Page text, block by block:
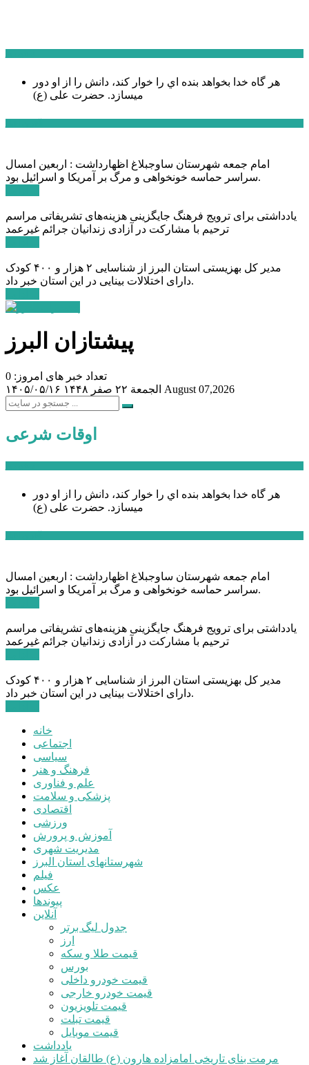
هر گاه خدا بخواهد بنده اي را خوار كند، دانش را از او دور
میسازد. حضرت علی (ع)
امام جمعه شهرستان ساوجبلاغ اظهارداشت : اربعین امسال
سراسر حماسه خونخواهی و مرگ بر آمریکا و اسرائیل بود.
یادداشتی برای ترویج فرهنگ جایگزینی هزینه‌های تشریفاتی مراسم
ترحیم با مشارکت در آزادی زندانیان جرائم غیرعمد
مدیر کل بهزیستی استان البرز از شناسایی ۲ هزار و ۴۰۰ کودک
دارای اختلالات بینایی در این استان خبر داد.
پیشتازان البرز
تعداد خبر های امروز: 0
۱۴۰۵/۰۵/۱۶
الجمعة ۲۲ صفر ۱۴۴۸ August 07,2026
اوقات شرعی
هر گاه خدا بخواهد بنده اي را خوار كند، دانش را از او دور
میسازد. حضرت علی (ع)
امام جمعه شهرستان ساوجبلاغ اظهارداشت : اربعین امسال
سراسر حماسه خونخواهی و مرگ بر آمریکا و اسرائیل بود.
یادداشتی برای ترویج فرهنگ جایگزینی هزینه‌های تشریفاتی مراسم
ترحیم با مشارکت در آزادی زندانیان جرائم غیرعمد
مدیر کل بهزیستی استان البرز از شناسایی ۲ هزار و ۴۰۰ کودک
دارای اختلالات بینایی در این استان خبر داد.
خانه
اجتماعی
سیاسی
فرهنگ و هنر
علم و فناوری
پزشکی و سلامت
اقتصادی
ورزشی
آموزش و پرورش
مدیریت شهری
شهرستانهای استان البرز
فیلم
عکس
پیوندها
آنلاین
جدول لیگ برتر
ارز
قیمت طلا و سکه
بورس
قیمت خودرو داخلی
قیمت خودرو خارجی
قیمت تلویزیون
قیمت تبلت
قیمت موبایل
یادداشت
مرمت بنای تاریخی امامزاده هارون (ع) طالقان آغاز شد